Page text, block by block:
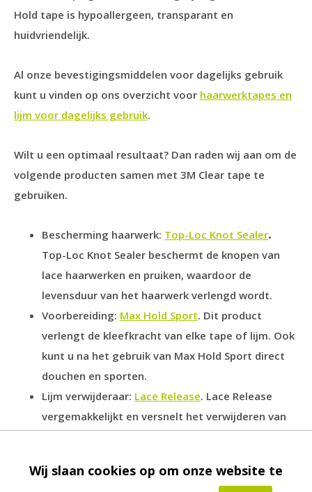
Hold tape is hypoallergeen, transparant en
huidvriendelijk.
Al onze bevestigingsmiddelen voor dagelijks gebruik
kunt u vinden op ons overzicht voor haarwerktapes en
lijm voor dagelijks gebruik.
Wilt u een optimaal resultaat? Dan raden wij aan om de
volgende producten samen met 3M Clear tape te
gebruiken.
Bescherming haarwerk: Top-Loc Knot Sealer.
Top-Loc Knot Sealer beschermt de knopen van
lace haarwerken en pruiken, waardoor de
levensduur van het haarwerk verlengd wordt.
Voorbereiding: Max Hold Sport. Dit product
verlengt de kleefkracht van elke tape of lijm. Ook
kunt u na het gebruik van Max Hold Sport direct
douchen en sporten.
Lijm verwijderaar: Lace Release. Lace Release
vergemakkelijkt en versnelt het verwijderen van
Wij slaan cookies op om onze website te